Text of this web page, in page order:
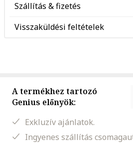
Szállítás & fizetés
Visszaküldési feltételek
A termékhez tartozó
Genius előnyök:
Exkluzív ajánlatok.
Ingyenes szállítás